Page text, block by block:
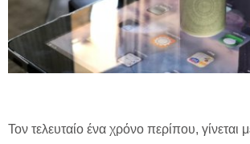
Τον τελευταίο ένα χρόνο περίπου, γίνεται